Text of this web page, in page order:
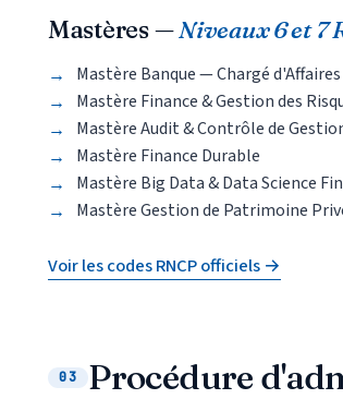
Mastères —Niveaux 6 et 7
Mastère Banque — Chargé d'Affaires
Mastère Finance & Gestion des
Mastère Audit & Contrôle de
Mastère Finance Durable
Mastère Big Data & Data Science
Mastère Gestion de Patrimoine
Voir les codes RNCP officiels →
03 Procédure